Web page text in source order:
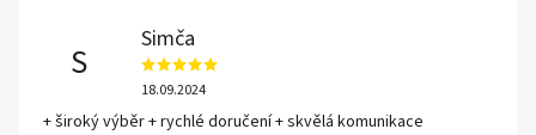
S
Simča
18.09.2024
+ široký výběr + rychlé doručení + skvělá komunikace